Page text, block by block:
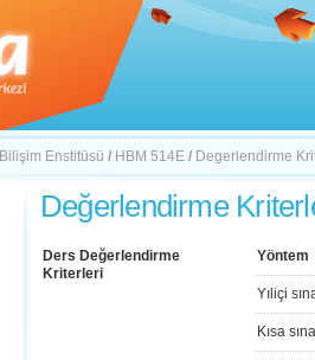
Bilişim Enstitüsü / HBM 514E / Degerlendirme
Değerlendirme
Ders Değerlendirme
Kriterleri
Yöntem
Yıliçi
Kısa